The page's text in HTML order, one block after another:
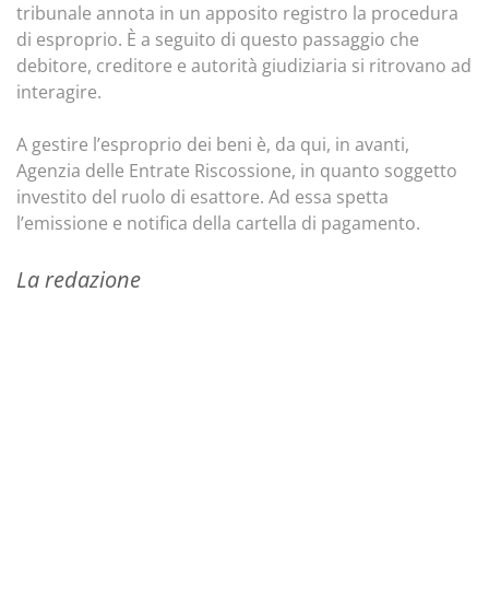
tribunale annota in un apposito registro la procedura
di esproprio. È a seguito di questo passaggio che
debitore, creditore e autorità giudiziaria si ritrovano ad
interagire.
A gestire l’esproprio dei beni è, da qui, in avanti,
Agenzia delle Entrate Riscossione, in quanto soggetto
investito del ruolo di esattore. Ad essa spetta
l’emissione e notifica della cartella di pagamento.
La redazione